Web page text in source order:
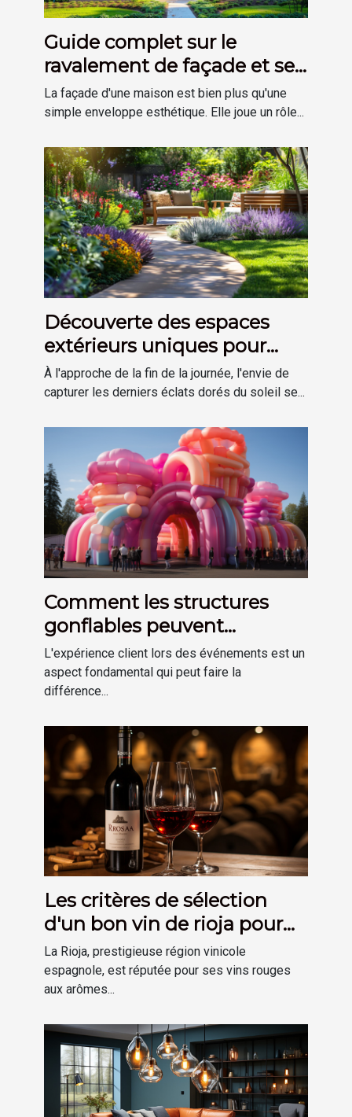
Guide complet sur le
ravalement de façade et ses
avantages
La façade d'une maison est bien plus qu'une
simple enveloppe esthétique. Elle joue un rôle...
Découverte des espaces
extérieurs uniques pour
profiter des derniers rayons
du soleil
À l'approche de la fin de la journée, l'envie de
capturer les derniers éclats dorés du soleil se...
Comment les structures
gonflables peuvent
améliorer l'expérience client
lors d'événements.
L'expérience client lors des événements est un
aspect fondamental qui peut faire la
différence...
Les critères de sélection
d'un bon vin de rioja pour
votre cave
La Rioja, prestigieuse région vinicole
espagnole, est réputée pour ses vins rouges
aux arômes...